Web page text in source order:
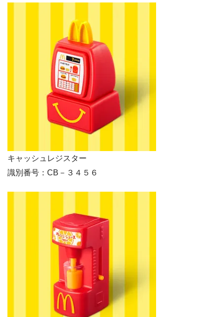
キャッシュレジスター
識別番号：CB－３４５６